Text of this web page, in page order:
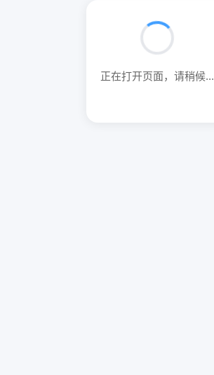
正在打开页面，请稍候...